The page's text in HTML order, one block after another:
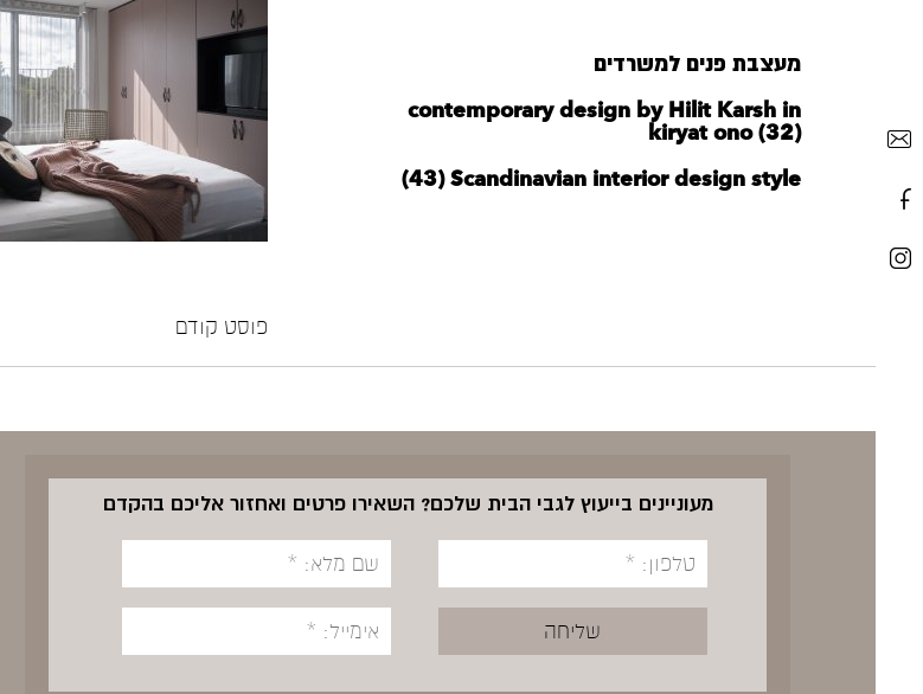
מעצבת פנים למשרדים
contemporary design by Hilit Karsh in
kiryat ono (32)
‪Scandinavian interior design style‬‏ (43)
פוסט קודם
מעוניינים בייעוץ לגבי הבית שלכם? השאירו פרטים ואחזור אליכם בהקדם